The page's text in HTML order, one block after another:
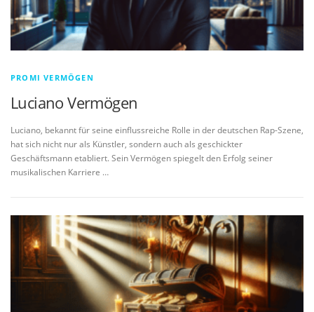
PROMI VERMÖGEN
Luciano Vermögen
Luciano, bekannt für seine einflussreiche Rolle in der deutschen Rap-Szene,
hat sich nicht nur als Künstler, sondern auch als geschickter
Geschäftsmann etabliert. Sein Vermögen spiegelt den Erfolg seiner
musikalischen Karriere …